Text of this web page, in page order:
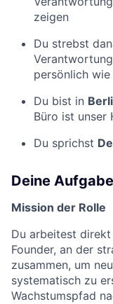
zeigen
Du strebst
persönlich
Du bist in
Büro ist unser
Du sprichst
Deine
Mission der Rolle
Du arbeitest
Founder, an der
zusammen, um
systematisch zu
Wachstumspfad